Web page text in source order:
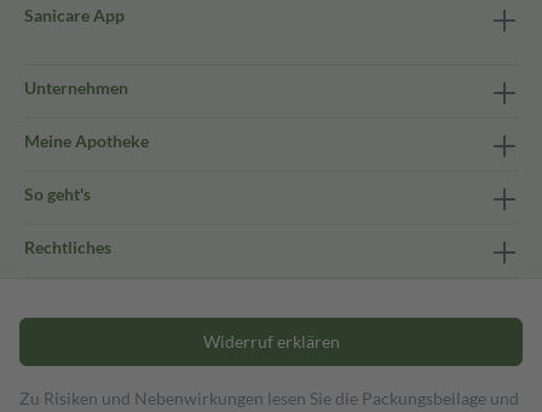
Sanicare App
Unternehmen
Meine Apotheke
So geht's
Rechtliches
Widerruf erklären
Zu Risiken und Nebenwirkungen lesen Sie die Packungsbeilage und